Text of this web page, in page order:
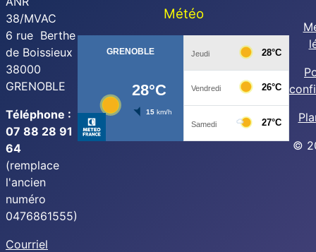
38/MVAC
6 rue Berthe
de Boissieux
38000
GRENOBLE
Téléphone :
07 88 28 91
64
(remplace
l'ancien
numéro
0476861555)
Courriel
Météo
©